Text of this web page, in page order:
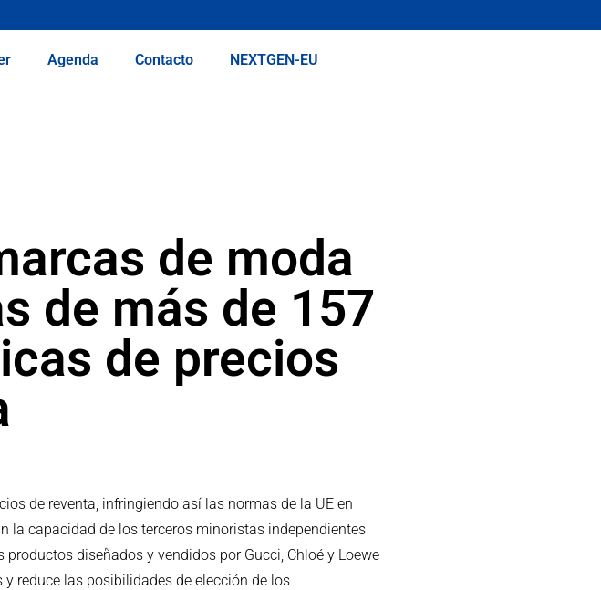
Agenda Contacto NEXTGEN-EU
de moda
de más de 157
de precios
de reventa, infringiendo así las normas de la UE en
la capacidad de los terceros minoristas independientes
diseñados y vendidos por Gucci, Chloé y Loewe
reduce las posibilidades de elección de los